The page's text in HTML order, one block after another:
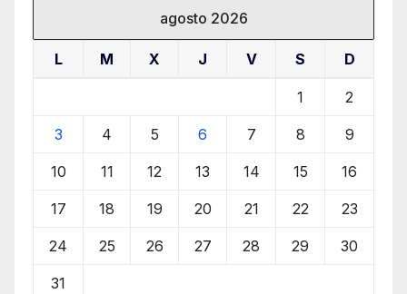
agosto 2026
L M X J V S D
1 2
3 4 5 6 7 8 9
10 11 12 13 14 15 16
17 18 19 20 21 22 23
24 25 26 27 28 29 30
31